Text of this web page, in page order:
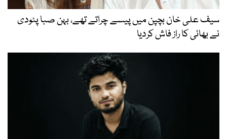
سیف علی خان بچپن میں پیسے چراتے تھے، بہن صبا پٹودی
نے بھائی کا راز فاش کردیا